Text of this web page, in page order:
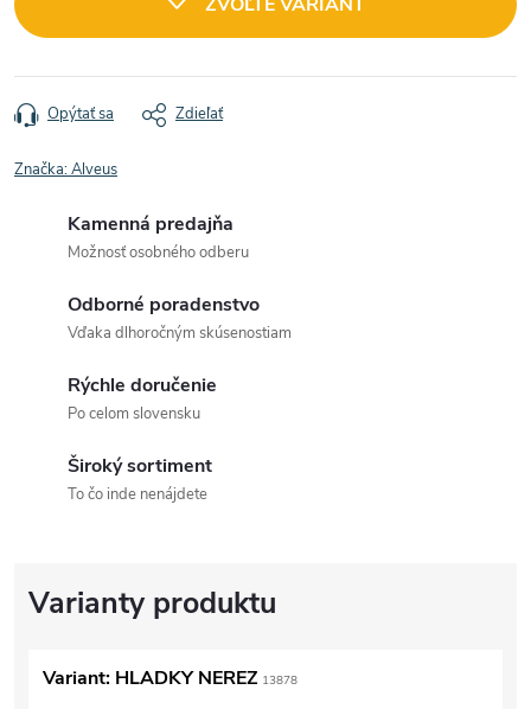
Opýtať sa Zdieľať
Značka:Alveus
Kamenná predajňa
Možnosť osobného odberu
Odborné poradenstvo
Vďaka dlhoročným skúsenostiam
Rýchle doručenie
Po celom slovensku
Široký sortiment
To čo inde nenájdete
Variant: HLADKY NEREZ 13878